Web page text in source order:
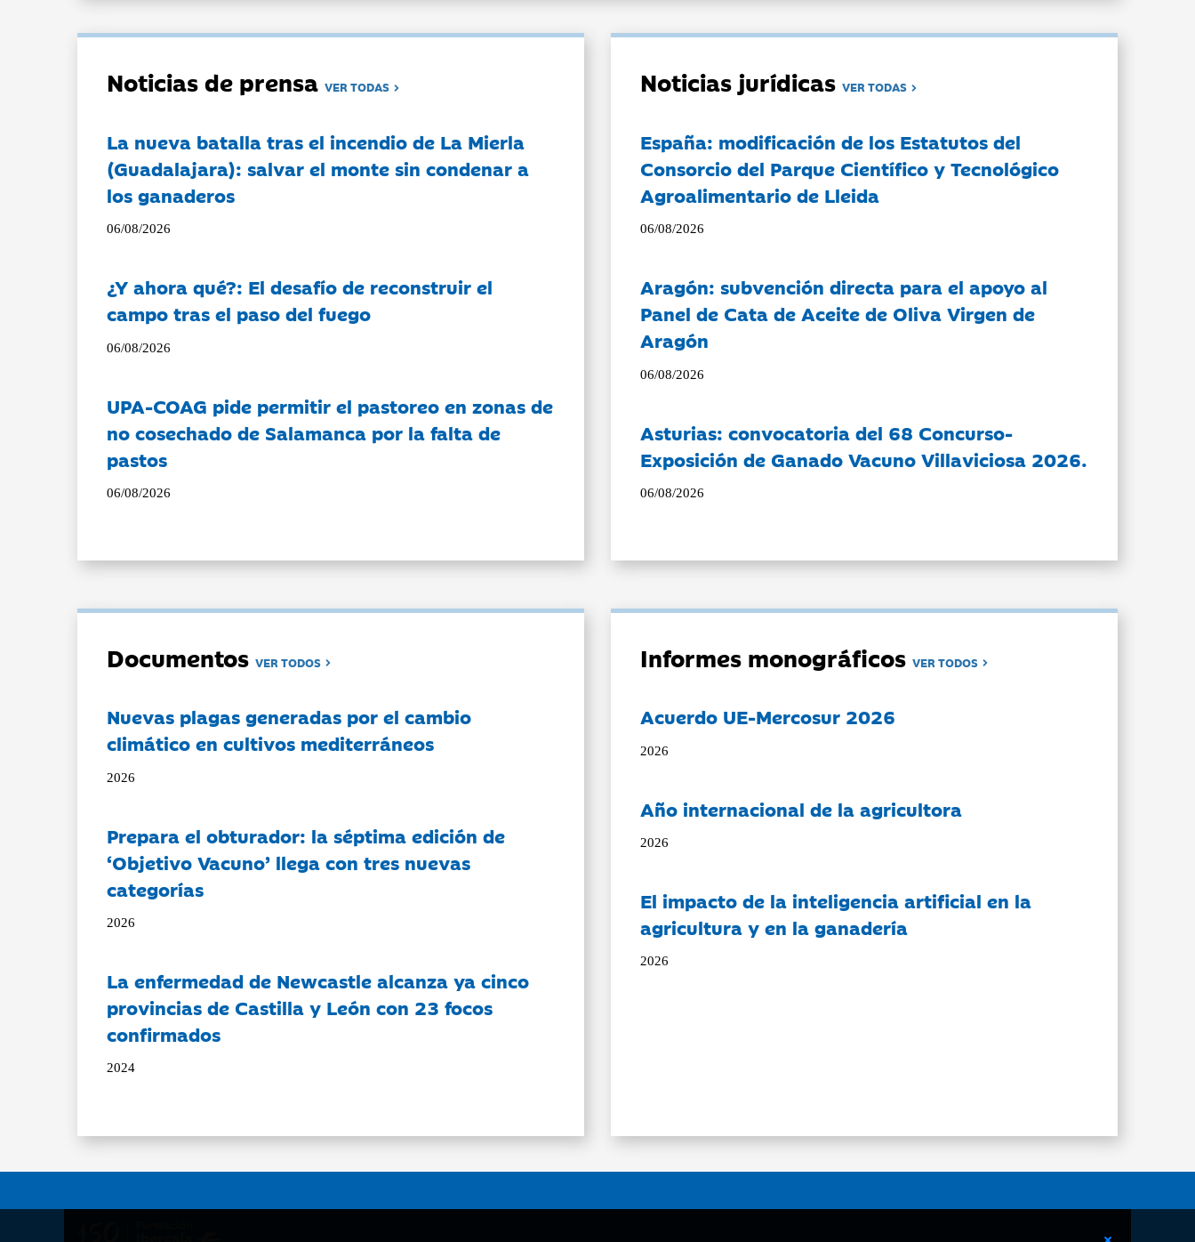
Noticias de prensaVER TODAS
La nueva batalla tras el incendio de La Mierla
(Guadalajara): salvar el monte sin condenar a
los ganaderos
06/08/2026
¿Y ahora qué?: El desafío de reconstruir el
campo tras el paso del fuego
06/08/2026
UPA-COAG pide permitir el pastoreo en zonas de
no cosechado de Salamanca por la falta de
pastos
06/08/2026
Noticias jurídicasVER TODAS
España: modificación de los Estatutos del
Consorcio del Parque Científico y Tecnológico
Agroalimentario de Lleida
06/08/2026
Aragón: subvención directa para el apoyo al
Panel de Cata de Aceite de Oliva Virgen de
Aragón
06/08/2026
Asturias: convocatoria del 68 Concurso-
Exposición de Ganado Vacuno Villaviciosa 2026.
06/08/2026
DocumentosVER TODOS
Nuevas plagas generadas por el cambio
climático en cultivos mediterráneos
2026
Prepara el obturador: la séptima edición de
‘Objetivo Vacuno’ llega con tres nuevas
categorías
2026
La enfermedad de Newcastle alcanza ya cinco
provincias de Castilla y León con 23 focos
confirmados
2024
Informes monográficosVER TODOS
Acuerdo UE-Mercosur 2026
2026
Año internacional de la agricultora
2026
El impacto de la inteligencia artificial en la
agricultura y en la ganadería
2026